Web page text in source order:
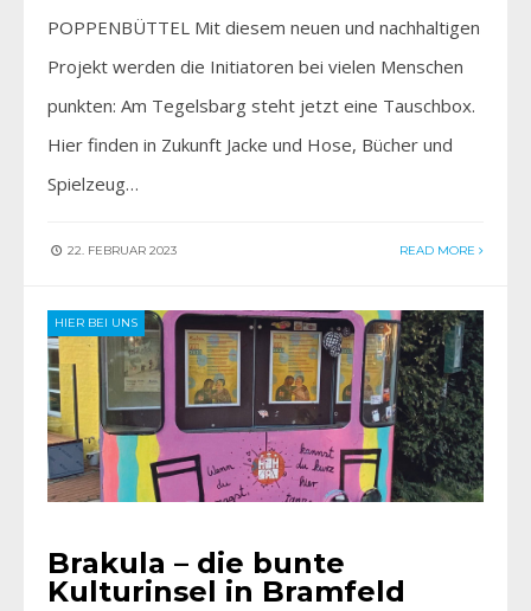
POPPENBÜTTEL Mit diesem neuen und nachhaltigen
Projekt werden die Initiatoren bei vielen Menschen
punkten: Am Tegelsbarg steht jetzt eine Tauschbox.
Hier finden in Zukunft Jacke und Hose, Bücher und
Spielzeug…
22. FEBRUAR 2023 READ MORE
HIER BEI UNS
Brakula – die bunte
Kulturinsel in Bramfeld